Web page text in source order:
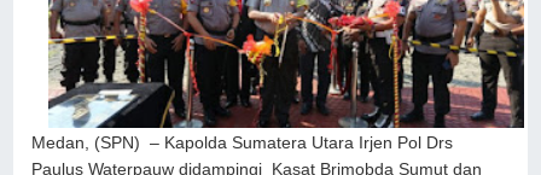
Medan, (SPN) – Kapolda Sumatera Utara Irjen Pol Drs
Paulus Waterpauw didampingi Kasat Brimobda Sumut dan